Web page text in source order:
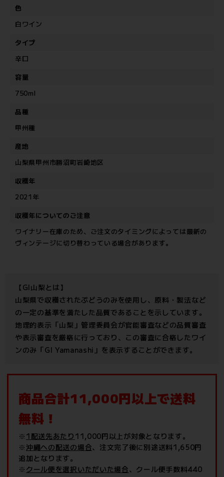
色
白ワイン
タイプ
辛口
容量
750ml
品種
甲州種
産地
山梨県甲州市勝沼町岩崎地区
収穫年
2021年
収穫年についてのご注意
ワイナリー在庫のため、ご注文のタイミングによっては最新の
ヴィンテージに切り替わっている場合があります。
【GI山梨とは】
山梨県で収穫されたぶどうのみを使用し、原料・製法など
の一定の基準を満たした品質であることを示しています。
地理的表示「山梨」管理委員会が官能審査などの品質審査
や表示審査を厳格に行っており、この審査に合格したワイ
ンのみ「GI Yamanashi」を表示することができます。
商品合計11,000円以上で送料
無料！
※ 1配送先あたり 11,000円以上が対象となります。
※沖縄への配送の場合、注文完了後に別途送料1,650円
追加となります。
※ クール便を選択いただいた場合、クール便手数料440